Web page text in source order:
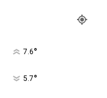
7.6°
5.7°